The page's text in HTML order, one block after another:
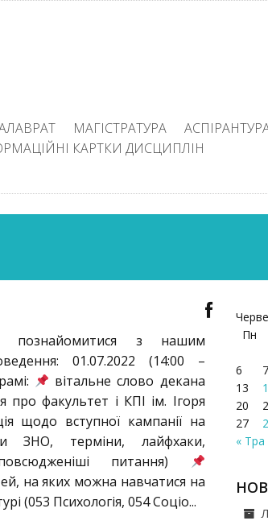
МАГІСТРАТУРА
КАРТКИ ДИСЦИПЛІН
познайомитися з нашим
01.07.2022 (14:00 –
вітальне слово декана
про факультет і КПІ ім. Ігоря
щодо вступної кампанії на
ЗНО, терміни, лайфхаки,
питання)
на яких можна навчатися на
(053 Психологія, 054 Соціо...
Пн
« Тра
6
7
13
20
27